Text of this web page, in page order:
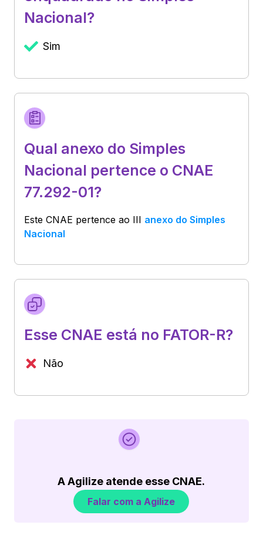
Nacional?
Sim
Qual anexo do Simples
Nacional pertence o CNAE
77.292-01?
Este CNAE pertence ao III anexo do Simples
Nacional
Esse CNAE está no FATOR-R?
Não
A Agilize atende esse CNAE.
Falar com a Agilize